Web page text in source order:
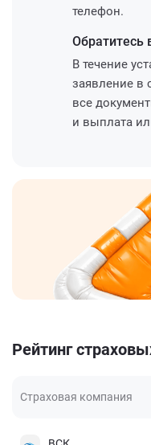
телефон.
Обратитесь
В течение
заявление в
все
и выплата
Рейтинг
Страховая компания